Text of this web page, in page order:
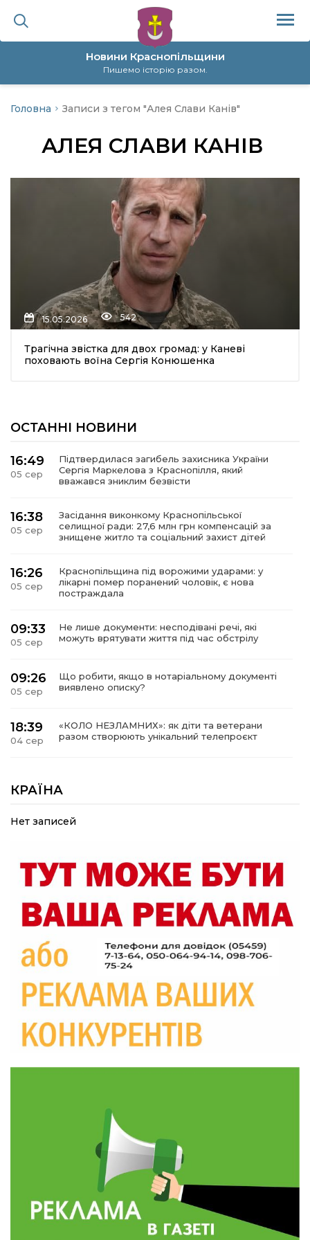
Новини Краснопільщини
Пишемо історію разом.
політика
Головна Записи з тегом "Алея Слави Канів"
АЛЕЯ СЛАВИ КАНІВ
15.05.2026 542
Трагічна звістка для двох громад: у Каневі
поховають воїна Сергія Конюшенка
ОСТАННІ НОВИНИ
16:49
05 сер
Підтвердилася загибель захисника України
Сергія Маркелова з Краснопілля, який
вважався зниклим безвісти
16:38
05 сер
Засідання виконкому Краснопільської
селищної ради: 27,6 млн грн компенсацій за
знищене житло та соціальний захист дітей
16:26
05 сер
Краснопільщина під ворожими ударами: у
лікарні помер поранений чоловік, є нова
постраждала
09:33
05 сер
Не лише документи: несподівані речі, які
можуть врятувати життя під час обстрілу
09:26
05 сер
Що робити, якщо в нотаріальному документі
виявлено описку?
18:39
04 сер
«КОЛО НЕЗЛАМНИХ»: як діти та ветерани
разом створюють унікальний телепроєкт
04 сер
прикордоння до втраченого дому
19:36
Пишіть листи самому собі, або як уникнути
19:29
30 лип
«Все закінчиться, приїду й одружуся…»: Пам’яті
26-річного Захисника Богдана Ємця (ВІДЕО)
20:06
Паливо по 100 грн та ризик дефіциту: чому в
28 лип
Житлові сертифікати, підготовка до зими та
підтримка ВПО: підсумки засідання виконкому
Краснопільської селищної ради
10:36
28 лип
Валентина Масалітіна: «Нас тримає віра в
Перемогу і повернення додому»
Обмежено придатний, але безмежно
вмотивований: Як колишній лісівник став асом
артилерії
490 пацієнтів та 15 відвіданих сіл: МБФ
«Альянс громадського здоров’я» підбив
підсумки роботи мобільних клінік у Сумській
області
КРАЇНА
Нет записей